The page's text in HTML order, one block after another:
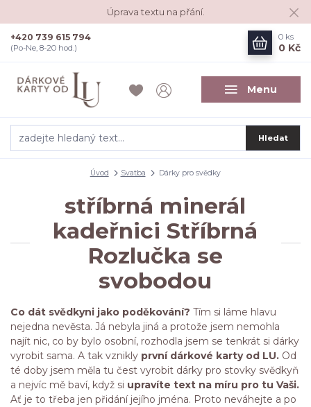
Úprava textu na přání.
Menu
Hledat
+420 739 615 794
(Po-Ne, 8-20 hod.)
0 ks
0 Kč
Úvod Svatba Dárky pro svědky
stříbrná minerál
kadeřnici Stříbrná
Rozlučka se
svobodou
Co dát svědkyni jako poděkování? Tím si láme hlavu
nejedna nevěsta. Já nebyla jiná a protože jsem nemohla
najít nic, co by bylo osobní, rozhodla jsem se tenkrát si dárky
vyrobit sama. A tak vznikly první dárkové karty od LU. Od
té doby jsem měla tu čest vyrobit dárky pro stovky svědkyň
a nejvíc mě baví, když si upravíte text na míru pro tu Vaši.
Ať je to třeba jen přidání jejího jména. Proto neváhejte a po